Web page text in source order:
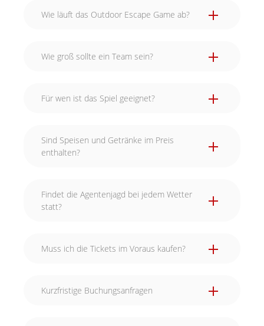
Wie läuft das Outdoor Escape Game ab?
Wie groß sollte ein Team sein?
Für wen ist das Spiel geeignet?
Sind Speisen und Getränke im Preis
enthalten?
Findet die Agentenjagd bei jedem Wetter
statt?
Muss ich die Tickets im Voraus kaufen?
Kurzfristige Buchungsanfragen